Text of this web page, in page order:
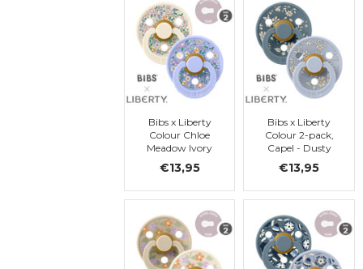
Bibs x Liberty
Colour Chloe
Meadow Ivory
2
€13,95
Bibs x Liberty
Colour 2-pack,
Capel - Dusty
€13,95